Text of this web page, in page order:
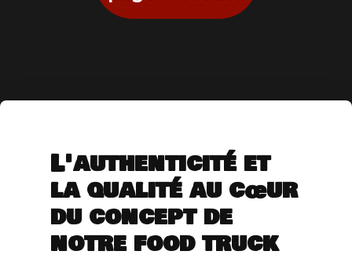
L'authenticité et
la qualité au cœur
du concept de
notre food truck